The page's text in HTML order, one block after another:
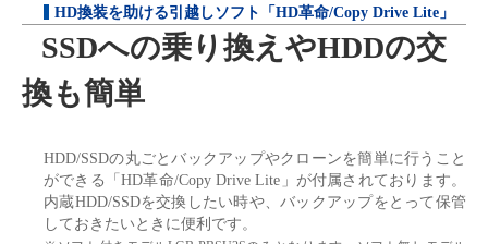
HD換装を助ける引越しソフト「HD革命/Copy Drive Lite」
SSDへの乗り換えやHDDの交
換も簡単
HDD/SSDの丸ごとバックアップやクローンを簡単に行うこと
ができる「HD革命/Copy Drive Lite」が付属されております。
内蔵HDD/SSDを交換したい時や、バックアップをとって保管
しておきたいときに便利です。